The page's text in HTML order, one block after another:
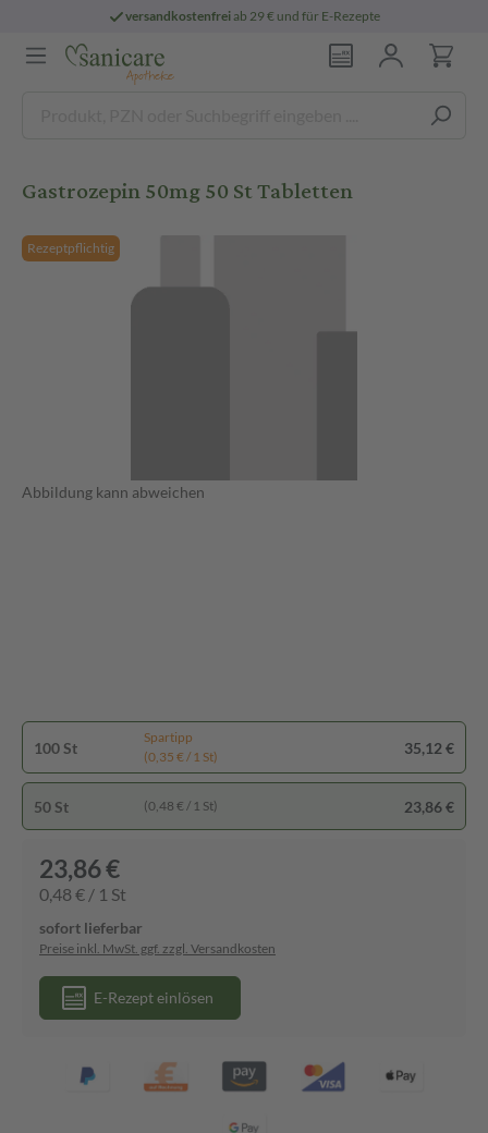
versandkostenfreiab 29 € und für E-Rezepte
Gastrozepin 50mg 50 St Tabletten
Rezeptpflichtig
Abbildung kann abweichen
100 St
Spartipp
(0,35 € / 1 St)
35,12 €
50 St (0,48 € / 1 St) 23,86 €
23,86 €
0,48 € / 1 St
sofort lieferbar
Preise inkl. MwSt. ggf. zzgl. Versandkosten
E-Rezept einlösen